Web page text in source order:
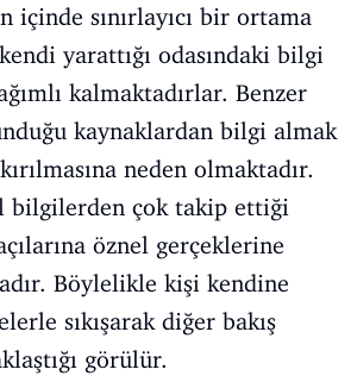
içinde sınırlayıcı bir ortama
yarattığı odasındaki bilgi
kalmaktadırlar. Benzer
kaynaklardan bilgi almak
neden olmaktadır.
bilgilerden çok takip ettiği
öznel gerçeklerine
Böylelikle kişi kendine
sıkışarak diğer bakış
görülür.